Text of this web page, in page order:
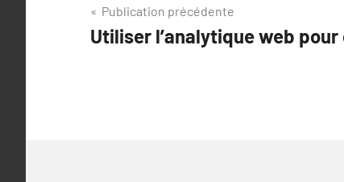
Navigation
de
Publication précédente
Utiliser l’analytique web